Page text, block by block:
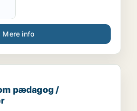
Mere info
pædagog / voksenunderviser
pædagog /